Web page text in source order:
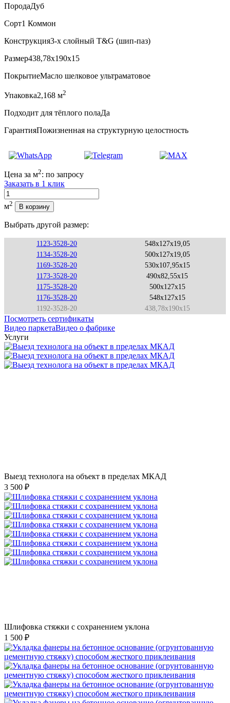
ПородаДуб
Сорт1 Коммон
Конструкция3-х слойный T&G (шип-паз)
Размер438,78x190x15
ПокрытиеМасло шелковое ультраматовое
Упаковка2,168 м2
Подходит для тёплого полаДа
ГарантияПожизненная на структурную целостность
Цена за м2: по запросу
Заказать в 1 клик
Количество
м2 В корзину
Выбрать другой размер:
1123-3528-20
548x127x19,05
1134-3528-20
500x127x19,05
1169-3528-20
530x107,95x15
1173-3528-20
490x82,55x15
1175-3528-20
500x127x15
1176-3528-20
548x127x15
1192-3528-20
438,78x190x15
Посмотреть сертификаты
Видео паркетаВидео о фабрике
Услуги
Выезд технолога на объект в пределах МКАД
3 500 ₽
Шлифовка стяжки с сохранением уклона
1 500 ₽